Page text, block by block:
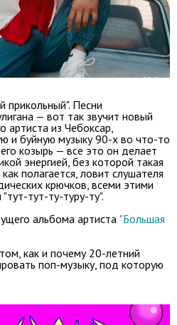
прикольный". Песни
— вот так звучит новый
артиста из Чебоксар,
и буйную музыку 90-х во что-то
козырь — все это он делает
энергией, без которой такая
полагается, ловит слушателя
крючков, всеми этими
тут-ту-туру-ту".
альбома артиста "Большая
как и почему 20-летний
поп-музыку, под которую